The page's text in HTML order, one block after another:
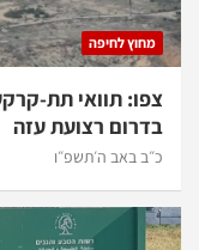
מחוץ לחיפה
צפו: תוואי תת-
בדרום רצועת עזה
כ״ב באב ה׳תשפ״ו